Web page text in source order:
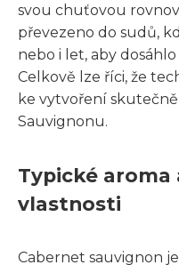
svou chuťovou
převezeno do sudů,
nebo i let, aby
Celkově lze říci, že
ke vytvoření
Sauvignonu.
Typické aroma
vlastnosti
Cabernet sauvignon